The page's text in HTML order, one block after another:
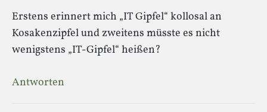
Erstens erinnert mich „IT Gipfel“ kollosal an
Kosakenzipfel und zweitens müsste es nicht
wenigstens „IT-Gipfel“ heißen?
Antworten